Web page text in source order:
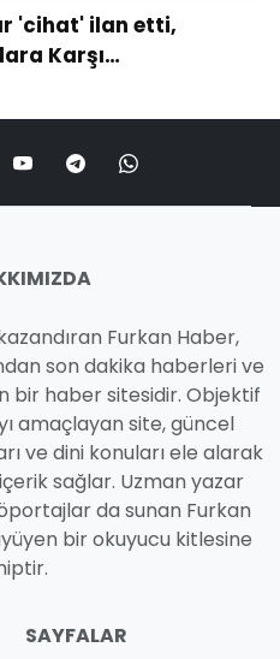
'cihat' ilan etti,
Karşı
Furkan Haber,
son dakika haberleri ve
bir haber sitesidir. Objektif
amaçlayan site, güncel
ve dini konuları ele alarak
sağlar. Uzman yazar
da sunan Furkan
bir okuyucu kitlesine
SAYFALAR